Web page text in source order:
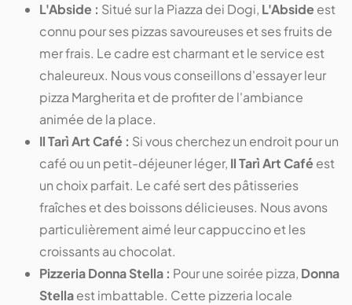
L'Abside : Situé sur la Piazza dei Dogi, L'Absideest
connu pour ses pizzas savoureuses et ses fruits de
mer frais. Le cadre est charmant et le service est
chaleureux. Nous vous conseillons d'essayer leur
pizza Margherita et de profiter de l'ambiance
animée de la place.
Il Tarì Art Café : Si vous cherchez un endroit pour un
café ou un petit-déjeuner léger, Il Tarì Art Caféest
un choix parfait. Le café sert des pâtisseries
fraîches et des boissons délicieuses. Nous avons
particulièrement aimé leur cappuccino et les
croissants au chocolat.
Pizzeria Donna Stella : Pour une soirée pizza, Donna
Stellaest imbattable. Cette pizzeria locale